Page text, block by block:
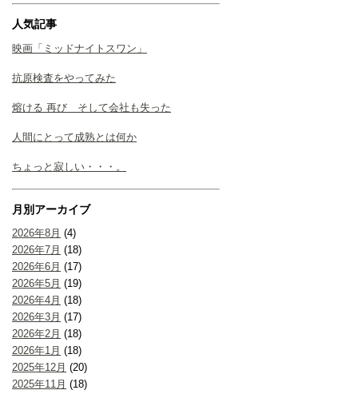
人気記事
映画「ミッドナイトスワン」
抗原検査をやってみた
熔ける 再び そして会社も失った
人間にとって成熟とは何か
ちょっと寂しい・・・。
月別アーカイブ
2026年8月 (4)
2026年7月 (18)
2026年6月 (17)
2026年5月 (19)
2026年4月 (18)
2026年3月 (17)
2026年2月 (18)
2026年1月 (18)
2025年12月 (20)
2025年11月 (18)